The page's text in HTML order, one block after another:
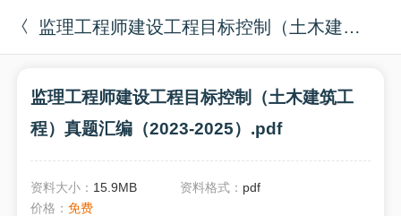
监理工程师建设工程目标控制（土木建筑工程）真题汇编（2023-2025）.pdf
监理工程师建设工程目标控制（土木建筑工
程）真题汇编（2023-2025）.pdf
资料大小： 15.9MB 资料格式： pdf
价格：免费